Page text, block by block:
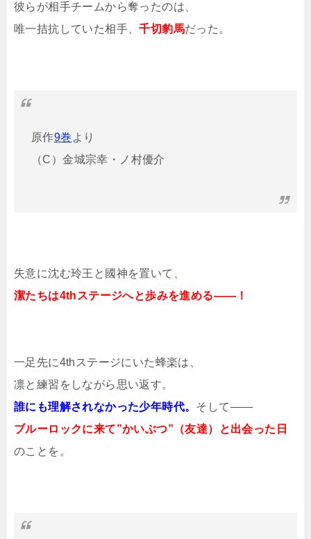
彼らが相手チームから奪ったのは、
唯一拮抗していた相手、千切豹馬だった。
原作9巻 より
（C）金城宗幸・ノ村優介
失意に沈む玲王と國神を置いて、
潔たちは4thステージへと歩みを進める――！
一足先に4thステージにいた蜂楽は、
凛と練習をしながら思い返す。
誰にも理解されなかった少年時代。 そして――
ブルーロックに来て”かいぶつ”（友達）と出会った日
のことを。